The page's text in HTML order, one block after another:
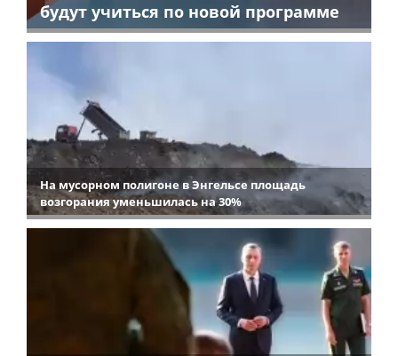
будут учиться по новой программе
На мусорном полигоне в Энгельсе площадь
возгорания уменьшилась на 30%